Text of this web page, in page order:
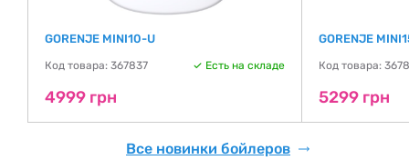
GORENJE MINI10-U
Код товара: 367837 Есть на складе
4999 грн
GORENJE
Код товара:
5299 грн
Все новинки бойлеров